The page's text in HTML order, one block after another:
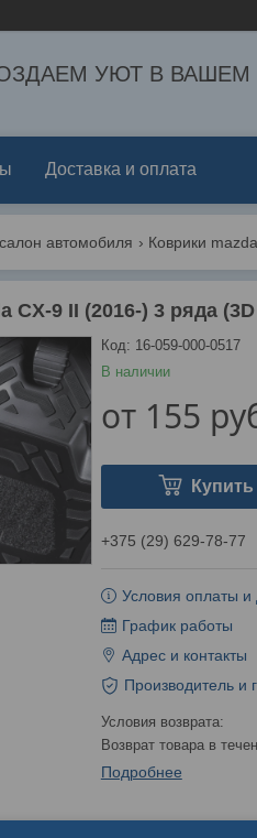
УЮТ В ВАШЕМ
Доставка и оплата
автомобиля
CX-9 II (2016-) 3 ряда
В наличии
Код: 16-059-000-0517
от 155
Купить
+375 (29) 629-78-77
Условия оплаты и
График работы
Адрес и контакты
Производитель и
возврат товара в
Подробнее